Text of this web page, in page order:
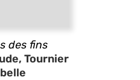
des fins
Tournier